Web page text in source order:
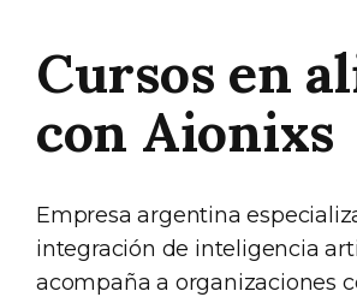
Nación
Cursos en
con Aionixs
Empresa argentina
integración de inteligencia
acompaña a organizaciones